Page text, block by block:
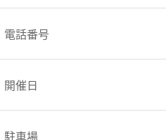
電話番号
開催日
駐車場